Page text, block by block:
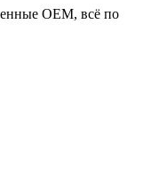
OEM, всё по